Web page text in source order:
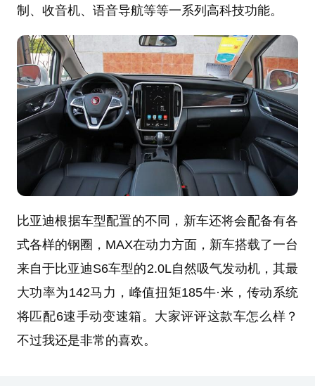
制、收音机、语音导航等等一系列高科技功能。
比亚迪根据车型配置的不同，新车还将会配备有各
式各样的钢圈，MAX在动力方面，新车搭载了一台
来自于比亚迪S6车型的2.0L自然吸气发动机，其最
大功率为142马力，峰值扭矩185牛·米，传动系统
将匹配6速手动变速箱。大家评评这款车怎么样？
不过我还是非常的喜欢。